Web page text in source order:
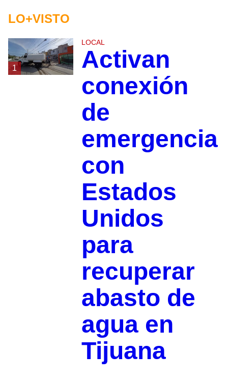
LO+VISTO
1
LOCAL
Activan
conexión
de
emergencia
con
Estados
Unidos
para
recuperar
abasto de
agua en
Tijuana